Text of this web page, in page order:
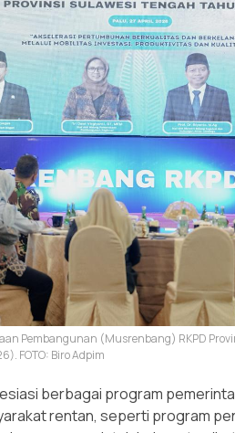
Pembangunan (Musrenbang) RKPD
FOTO: Biro Adpim
berbagai program
rentan, seperti program